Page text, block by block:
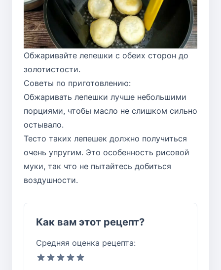
Обжаривайте лепешки с обеих сторон до
золотистости.
Советы по приготовлению:
Обжаривать лепешки лучше небольшими
порциями, чтобы масло не слишком сильно
остывало.
Тесто таких лепешек должно получиться
очень упругим. Это особенность рисовой
муки, так что не пытайтесь добиться
воздушности.
Как вам этот рецепт?
Средняя оценка рецепта: